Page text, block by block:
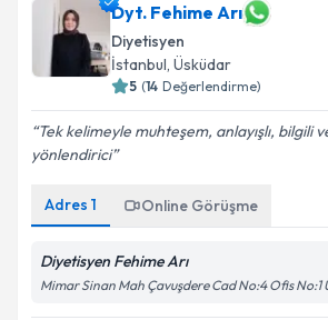
Dyt. Fehime Arı
Diyetisyen
İstanbul, Üsküdar
5 (14 Değerlendirme)
Tek kelimeyle muhteşem, anlayışlı, bilgili
yönlendirici
Adres 1 Online Görüşme
Diyetisyen Fehime Arı
Mimar Sinan Mah Çavuşdere Cad No:4 Ofis No:1